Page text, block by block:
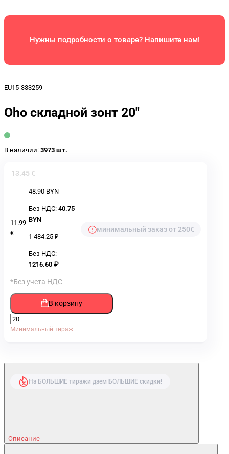
Нужны подробности о товаре? Напишите нам!
EU15-333259
Oho складной зонт 20"
В наличии: 3973 шт.
11.99
€
48.90 BYN
Без НДС: 40.75
BYN
1 484.25 ₽
Без НДС:
1216.60 ₽
минимальный заказ от 250€
13.45 €
*Без учета НДС
В корзину
Минимальный тираж
На БОЛЬШИЕ тиражи даем БОЛЬШИЕ скидки!
Описание